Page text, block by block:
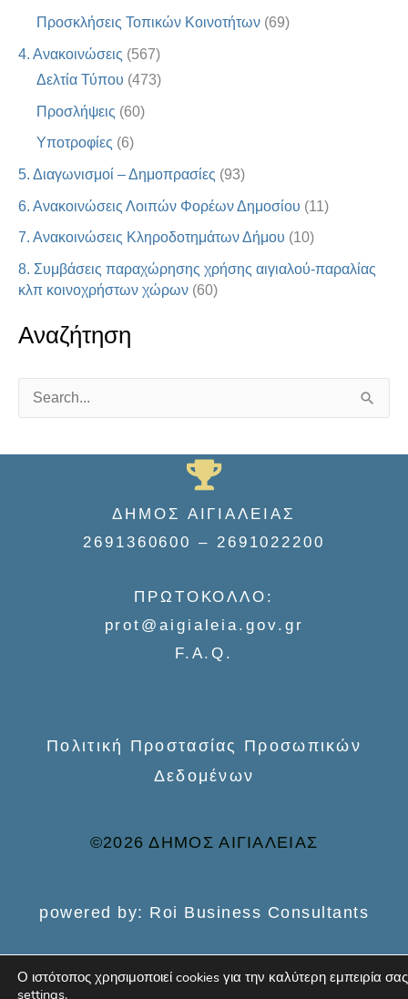
Προσκλήσεις Τοπικών Κοινοτήτων (69)
4. Ανακοινώσεις (567)
Δελτία Τύπου (473)
Προσλήψεις (60)
Υποτροφίες (6)
5. Διαγωνισμοί – Δημοπρασίες (93)
6. Ανακοινώσεις Λοιπών Φορέων Δημοσίου (11)
7. Ανακοινώσεις Κληροδοτημάτων Δήμου (10)
8. Συμβάσεις παραχώρησης χρήσης αιγιαλού-παραλίας
κλπ κοινοχρήστων χώρων (60)
Αναζήτηση
a
ΔΗΜΟΣ ΑΙΓΙΑΛΕΙΑΣ
2691360600 – 2691022200
ΠΡΩΤΟΚΟΛΛΟ:
prot@aigialeia.gov.gr
F.A.Q.
Πολιτική Προστασίας Προσωπικών
Δεδομένων
©2026 ΔΗΜΟΣ ΑΙΓΙΑΛΕΙΑΣ
powered by: Roi Business Consultants
Ο ιστότοπος χρησιμοποιεί cookies για την καλύτερη εμπειρία σας
settings.